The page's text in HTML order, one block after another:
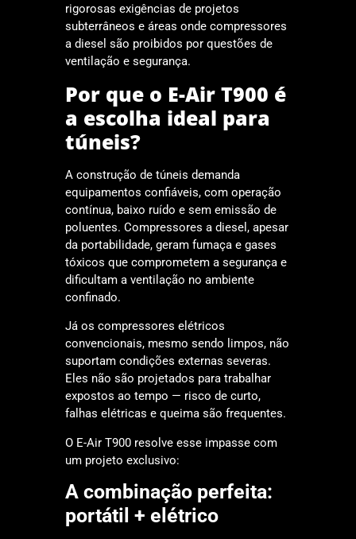
rigorosas exigências de projetos
subterrâneos e áreas onde compressores
a diesel são proibidos por questões de
ventilação e segurança.
Por que o E-Air T900 é
a escolha ideal para
túneis?
A construção de túneis demanda
equipamentos confiáveis, com operação
contínua, baixo ruído e sem emissão de
poluentes. Compressores a diesel, apesar
da portabilidade, geram fumaça e gases
tóxicos que comprometem a segurança e
dificultam a ventilação no ambiente
confinado.
Já os compressores elétricos
convencionais, mesmo sendo limpos, não
suportam condições externas severas.
Eles não são projetados para trabalhar
expostos ao tempo — risco de curto,
falhas elétricas e queima são frequentes.
O E-Air T900 resolve esse impasse com
um projeto exclusivo:
A combinação perfeita:
portátil + elétrico